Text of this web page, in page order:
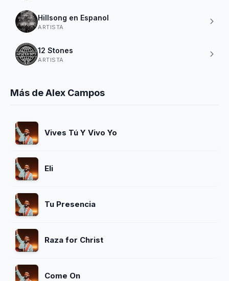
Hillsong en Espanol
ARTISTA
12 Stones
ARTISTA
Más de Alex Campos
Vives Tú Y Vivo Yo
Eli
Tu Presencia
Raza for Christ
Come On